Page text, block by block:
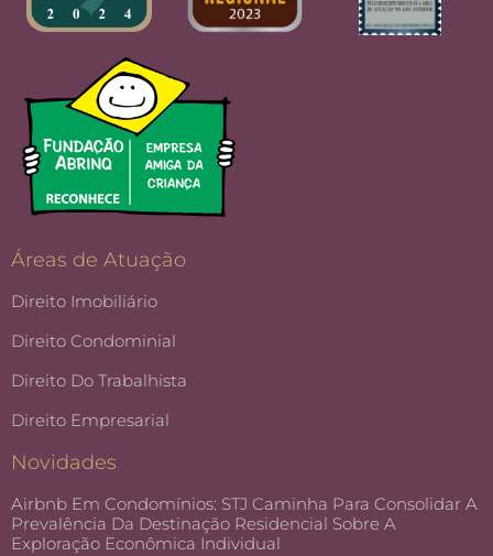
Áreas de Atuação
Direito Imobiliário
Direito Condominial
Direito Do Trabalhista
Direito Empresarial
Novidades
Airbnb Em Condomínios: STJ Caminha Para Consolidar A
Prevalência Da Destinação Residencial Sobre A
Exploração Econômica Individual